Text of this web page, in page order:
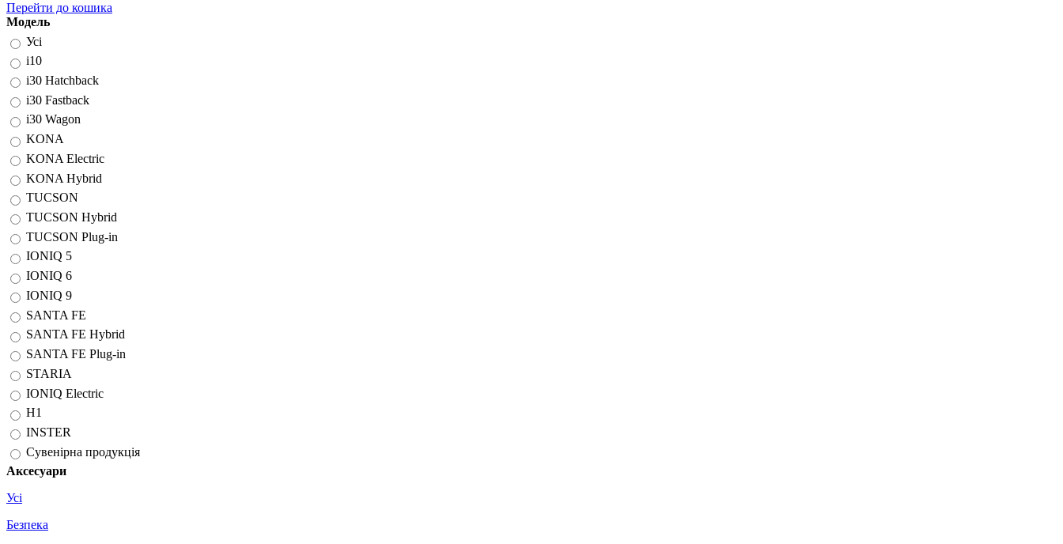
Перейти до кошика
Модель
Усі
i10
i30 Hatchback
i30 Fastback
i30 Wagon
KONA
KONA Electric
KONA Hybrid
TUCSON
TUCSON Hybrid
TUCSON Plug-in
IONIQ 5
IONIQ 6
IONIQ 9
SANTA FE
SANTA FE Hybrid
SANTA FE Plug-in
STARIA
IONIQ Electric
H1
INSTER
Сувенірна продукція
Аксесуари
Усі
Безпека